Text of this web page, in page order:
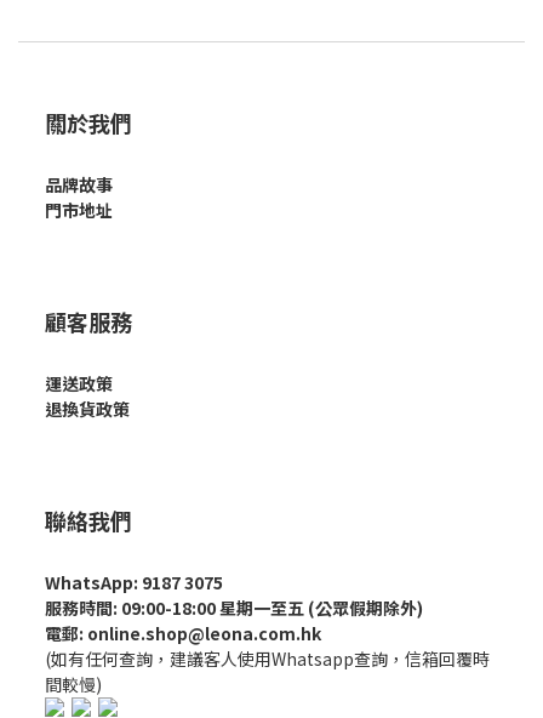
關於我們
品牌故事
門市地址
顧客服務
運送政策
退換貨政策
聯絡我們
WhatsApp: 9187 3075
服務時間: 09:00-18:00 星期一至五 (公眾假期除外)
電郵: online.shop@leona.com.hk
(如有任何查詢，建議客人使用Whatsapp查詢，信箱回覆時
間較慢)